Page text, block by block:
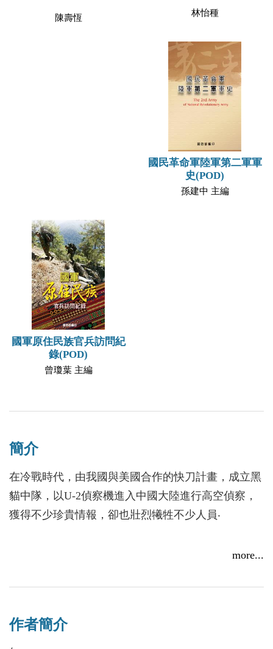
陳壽恆 林怡種
國民革命軍陸軍第二軍軍
史(POD)
孫建中 主編
國軍原住民族官兵訪問紀
錄(POD)
曾瓊葉 主編
簡介
在冷戰時代，由我國與美國合作的快刀計畫，成立黑
貓中隊，以U-2偵察機進入中國大陸進行高空偵察，
獲得不少珍貴情報，卻也壯烈犧牲不少人員‧
問世，直到今天都還在服役：中華民國空軍是美國之
CIA飛過幾趟任務，然後就叫停），更是U‐2歷史上
more...
作者簡介